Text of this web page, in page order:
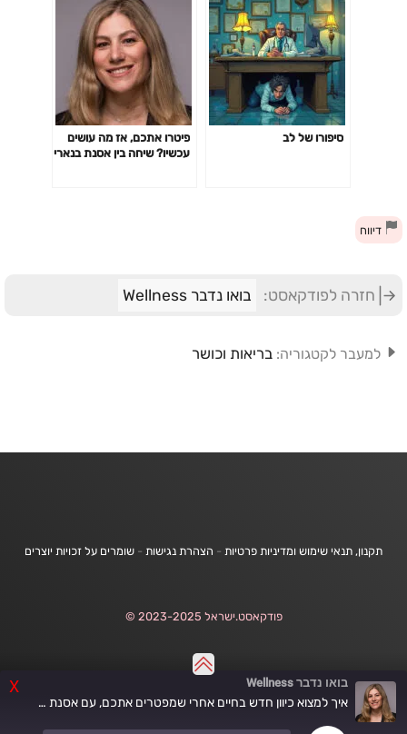
X בואו נדבר Wellness
איך למצוא כיוון חדש בחיים אחרי שמפטרים אתכם, עם אסנת בן-ארי וסיון חרמון
סיפורו של לב
פיטרו אתכם, אז מה עושים
עכשיו? שיחה בין אסנת בנארי
דיווח
חזרה לפודקאסט: בואו נדבר Wellness
למעבר לקטגוריה: בריאות וכושר
תקנון, תנאי שימוש ומדיניות פרטיות - הצהרת נגישות - שומרים על זכויות יוצרים
פודקאסט.ישראל 2023-2025 ©